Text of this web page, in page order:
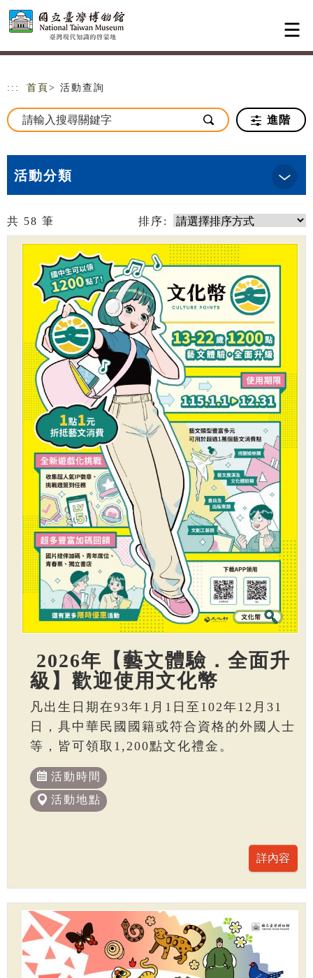
跳到主要內容
網站導覽
::: 首頁 > 活動查詢
進階
活動分類
共 58 筆 排序:
2026年【藝文體驗．全面升
級】歡迎使用文化幣
凡出生日期在93年1月1日至102年12月31
日，具中華民國國籍或符合資格的外國人士
等，皆可領取1,200點文化禮金。
活動時間
活動地點